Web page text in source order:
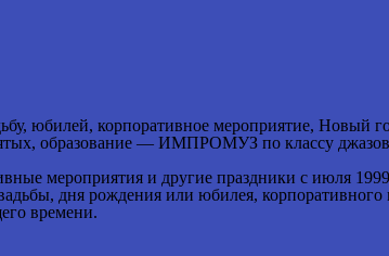
юбилей, корпоративное мероприятие, Новый
образование — ИМПРОМУЗ по классу
мероприятия и другие праздники с июля
дня рождения или юбилея,
времени.